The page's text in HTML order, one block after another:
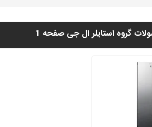
گروه استایلر ال جی صفحه 1